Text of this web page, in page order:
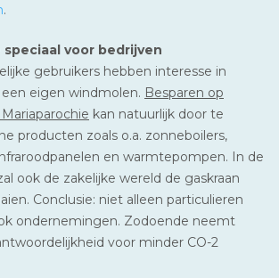
.
voor bedrijven
gebruikers hebben interesse in
eigen windmolen. Besparen op
kan natuurlijk door te
producten zoals o.a. zonneboilers,
en warmtepompen. In de
ook de zakelijke wereld de gaskraan
Conclusie: niet alleen particulieren
ondernemingen. Zodoende neemt
voor minder CO-2